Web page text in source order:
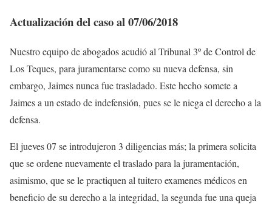
Actualización del caso al 07/06/2018
Nuestro equipo de abogados acudió al Tribunal 3º de Control de
Los Teques, para juramentarse como su nueva defensa, sin
embargo, Jaimes nunca fue trasladado. Este hecho somete a
Jaimes a un estado de indefensión, pues se le niega el derecho a la
defensa.
El jueves 07 se introdujeron 3 diligencias más; la primera solicita
que se ordene nuevamente el traslado para la juramentación,
asimismo, que se le practiquen al tuitero examenes médicos en
beneficio de su derecho a la integridad, la segunda fue una queja